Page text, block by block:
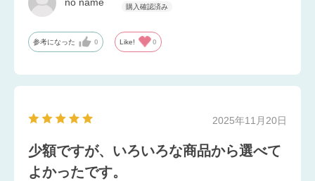
no name
参考になった 0 Like! 0
2025年11月20日
少額ですが、いろいろな商品から選べて
よかったです。